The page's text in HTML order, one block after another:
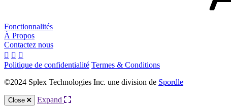
Fonctionnalités
À Propos
Contactez nous
Politique de confidentialité Termes & Conditions
©2024 Splex Technologies Inc. une division de Spordle
Close Expand